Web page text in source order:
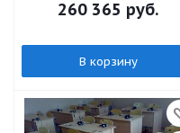
260 365 руб.
В корзину